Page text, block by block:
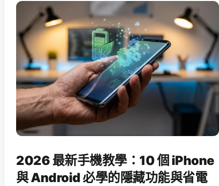
2026 最新手機教學：10 個 iPhone
與 Android 必學的隱藏功能與省電